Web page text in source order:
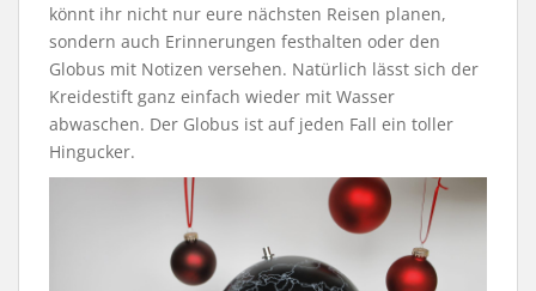
könnt ihr nicht nur eure nächsten Reisen planen,
sondern auch Erinnerungen festhalten oder den
Globus mit Notizen versehen. Natürlich lässt sich der
Kreidestift ganz einfach wieder mit Wasser
abwaschen. Der Globus ist auf jeden Fall ein toller
Hingucker.